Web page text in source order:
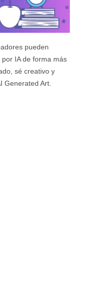
pueden
IA de forma más
sé creativo y
Generated Art.